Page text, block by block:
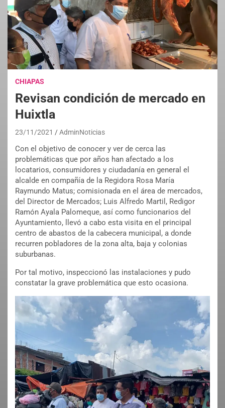
CHIAPAS
Revisan condición de mercado en
Huixtla
23/11/2021 AdminNoticias
Con el objetivo de conocer y ver de cerca las
problemáticas que por años han afectado a los
locatarios, consumidores y ciudadanía en general el
alcalde en compañía de la Regidora Rosa María
Raymundo Matus; comisionada en el área de mercados,
del Director de Mercados; Luis Alfredo Martil, Redigor
Ramón Ayala Palomeque, así como funcionarios del
Ayuntamiento, llevó a cabo esta visita en el principal
centro de abastos de la cabecera municipal, a donde
recurren pobladores de la zona alta, baja y colonias
suburbanas.
Por tal motivo, inspeccionó las instalaciones y pudo
constatar la grave problemática que esto ocasiona.